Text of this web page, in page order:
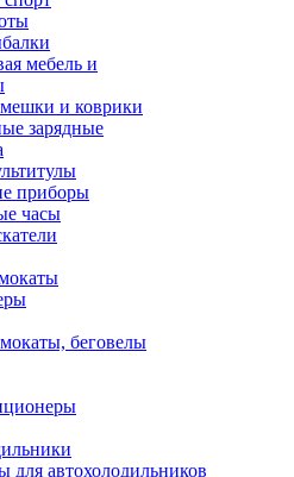
мебель и
и коврики
зарядные
приборы
часы
беговелы
для автохолодильников